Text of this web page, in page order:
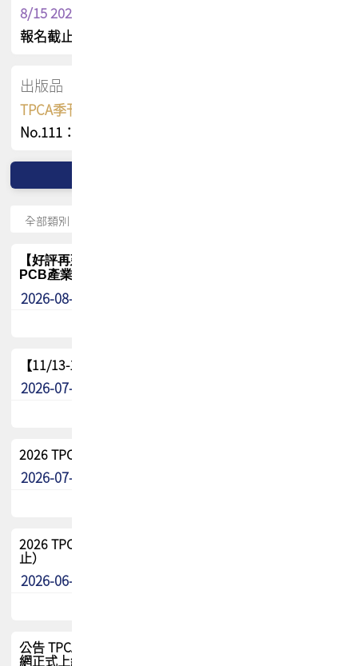
8/15 2026 TPCA健康盃保齡球聯誼賽
報名截止日 : 8/3 活動日期 : 8/15
出版品
TPCA季刊 FREE 線上版
No.111：PCB全球風險布局與韌性
【好評再延長】PCB GPT 全面開放體驗延長到8月!!
PCB產業專屬 AI 知識平台
2026-08-04
【11/13-15】2026 TPCA 百岳登頂_南橫三星
2026-07-22
2026 TPCA中南區會員問卷暨7/31交流餐敘報名
2026-07-08
2026 TPCA健康盃保齡球聯誼賽 熱烈報名中（8/3報名截
止）
2026-06-29
公告 TPCA 台灣電路板協會官網將迎來新面貌，7/1 新官
網正式上線！